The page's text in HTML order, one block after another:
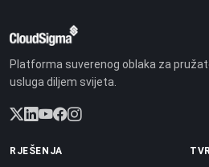
Platforma suverenog oblaka za
usluga diljem svijeta.
RJEŠENJA